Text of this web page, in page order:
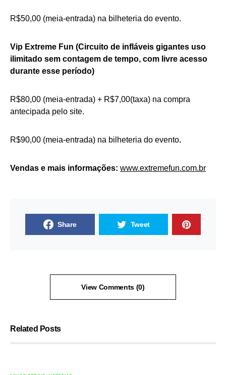
R$50,00 (meia-entrada) na bilheteria do evento.
Vip Extreme Fun (Circuito de infláveis gigantes uso
ilimitado sem contagem de tempo, com livre acesso
durante esse período)
R$80,00 (meia-entrada) + R$7,00(taxa) na compra
antecipada pelo site.
R$90,00 (meia-entrada) na bilheteria do evento.
Vendas e mais informações: www.extremefun.com.br
Share Tweet
View Comments (0)
Related Posts